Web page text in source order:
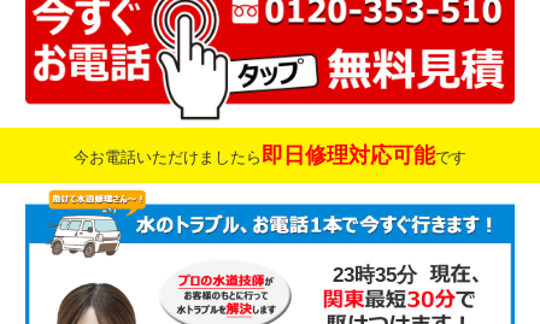
今お電話いただけましたら 即日修理対応可能です
23時36分